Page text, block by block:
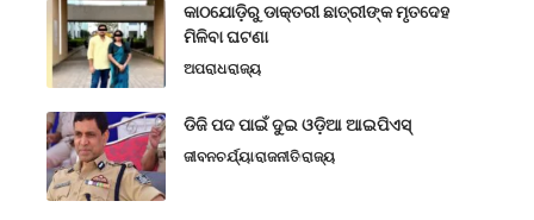
କାଠଯୋଡ଼ିରୁ ଡାକ୍ତରୀ ଛାତ୍ରୀଙ୍କ ମୃତଦେହ
ମିଳିବା ଘଟଣା
ଅପରାଧରାଜ୍ୟ
ଡିଜି ପଦ ପାଇଁ ଦୁଇ ଓଡ଼ିଆ ଆଇପିଏସ୍
ଜୀବନଚର୍ଯ୍ୟାରାଜନୀତିରାଜ୍ୟ